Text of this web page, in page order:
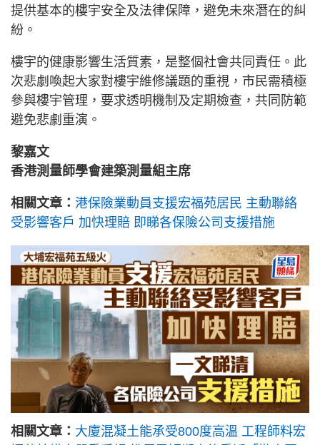
提供基本的樓宇安全及法律保障，避免未來潛在的糾
紛。
樓宇的健康影響生活質素，是整個社會共同責任。此
次悲劇喚起大家對樓宇維修議題的重視，市民需積極
參與樓宇管理，要求透明機制及定期檢查，共同防範
避免悲劇重演。
黎嘉文
香港測量師學會建築測量組主席
相關文章： 港保險業動員支援宏福苑居民 主動聯絡
受影響客戶 加快理賠 即睇各保險公司支援措施
相關文章： 大廈混凝土能承受800度高溫 工程師料宏